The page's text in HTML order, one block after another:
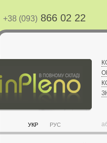
+38 (093) 866 02 22
УКР РУС